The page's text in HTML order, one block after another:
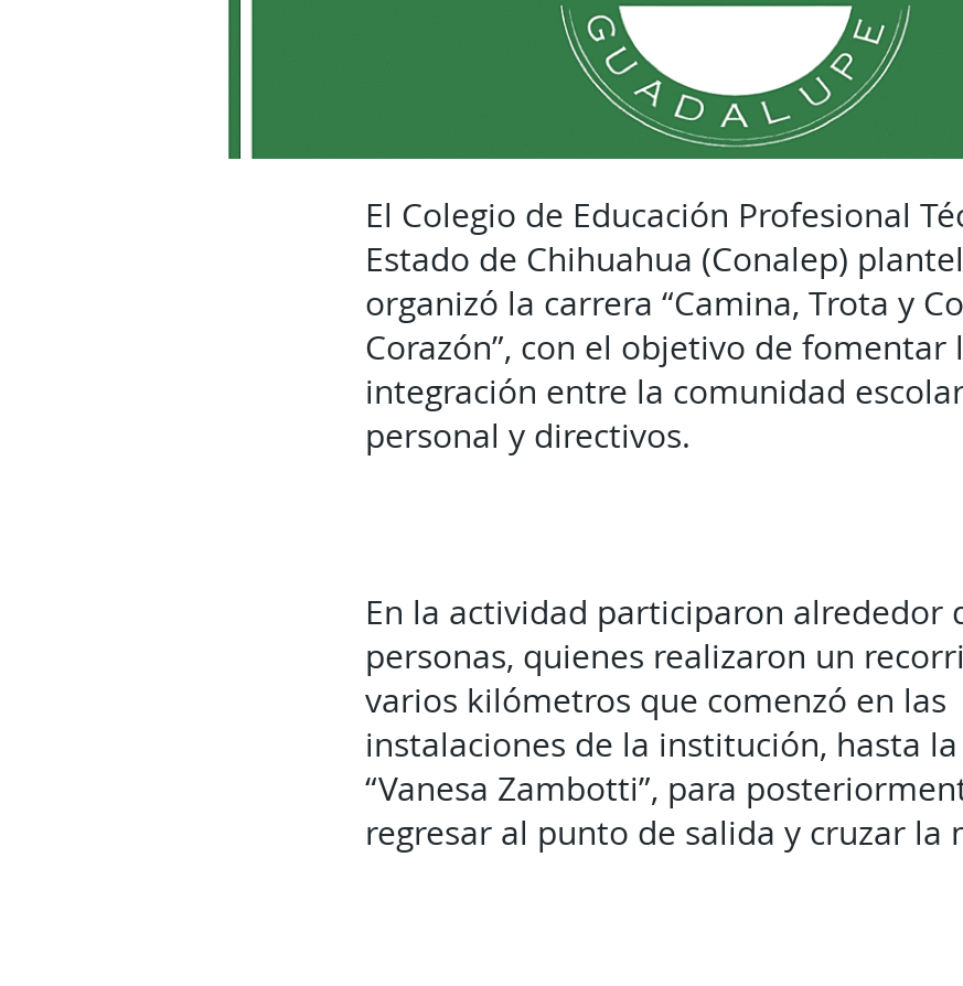
El Colegio de Educación Profesional
Estado de Chihuahua (Conalep)
organizó la carrera “Camina, Trota y
Corazón”, con el objetivo de fomentar
integración entre la comunidad
personal y directivos.
En la actividad participaron alrededor
personas, quienes realizaron un
varios kilómetros que comenzó en las
instalaciones de la institución, hasta
“Vanesa Zambotti”, para
regresar al punto de salida y cruzar la